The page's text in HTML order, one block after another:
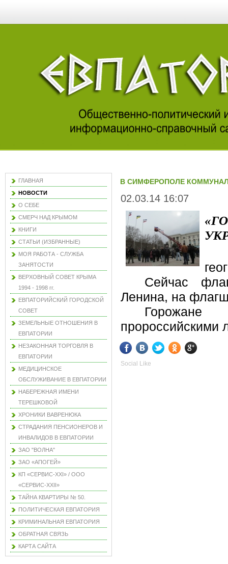
ГЛАВНАЯ
НОВОСТИ
О СЕБЕ
СМЕРЧ НАД КРЫМОМ
КНИГИ
СТАТЬИ (ИЗБРАННЫЕ)
МОЯ РАБОТА - СЛУЖБА
ЗАНЯТОСТИ
ВЕРХОВНЫЙ СОВЕТ КРЫМА
1994 - 1998 гг.
ЕВПАТОРИЙСКИЙ ГОРОДСКОЙ
СОВЕТ
ЗЕМЕЛЬНЫЕ ОТНОШЕНИЯ В
ЕВПАТОРИИ
НЕЗАКОННАЯ ТОРГОВЛЯ В
ЕВПАТОРИИ
МЕДИЦИНСКОЕ
ОБСЛУЖИВАНИЕ В ЕВПАТОРИИ
НАБЕРЕЖНАЯ ИМЕНИ
ТЕРЕШКОВОЙ
ХРОНИКИ ВАВРЕНЮКА
СТРАДАНИЯ ПЕНСИОНЕРОВ И
ИНВАЛИДОВ В ЕВПАТОРИИ
ЗАО "ВОЛНА"
ЗАО «АПОГЕЙ»
КП «СЕРВИС-XXI» / ООО
«СЕРВИС-XXII»
ТАЙНА КВАРТИРЫ № 50.
ПОЛИТИЧЕСКАЯ ЕВПАТОРИЯ
КРИМИНАЛЬНАЯ ЕВПАТОРИЯ
ОБРАТНАЯ СВЯЗЬ
КАРТА САЙТА
В СИМФЕРОПОЛЕ
02.03.14 16:07
Сейчас
Ленина, на
пророссийскими
Social Like